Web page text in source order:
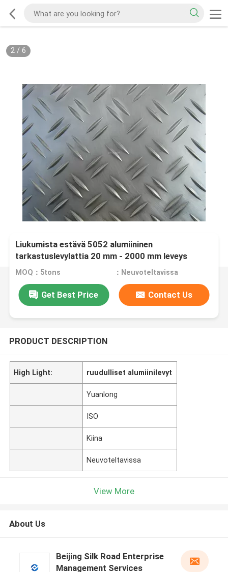
2/ 6
Liukumista estävä 5052 alumiininen
tarkastuslevylattia 20 mm - 2000 mm leveys
MOQ：5tons ：Neuvoteltavissa
Get Best Price Contact Us
PRODUCT DESCRIPTION
High Light: ruudulliset alumiinilevyt
Yuanlong
ISO
Kiina
Neuvoteltavissa
View More
About Us
Beijing Silk Road Enterprise
Management Services